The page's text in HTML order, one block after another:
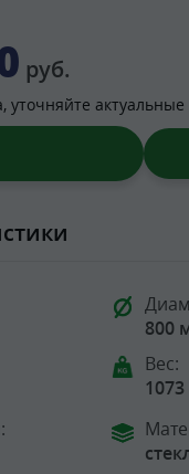
руб.
уточняйте
800
Вес:
1073